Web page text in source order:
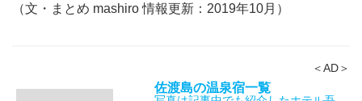
（文・まとめ mashiro 情報更新：2019年10月）
＜AD＞
佐渡島の温泉宿一覧